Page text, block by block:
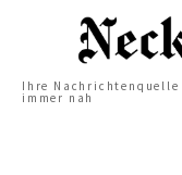
Ihre
immer nah